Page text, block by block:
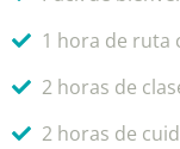
1 hora de ruta
2 horas de
2 horas de